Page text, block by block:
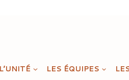
L’UNITÉ LES ÉQUIPES